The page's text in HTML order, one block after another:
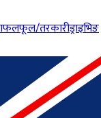
फलफूल/तरकारीड्राइभिङ